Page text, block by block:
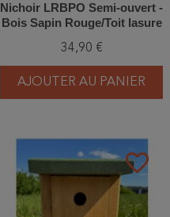
Nichoir LRBPO Semi-ouvert -
Bois Sapin Rouge/Toit lasure
34,90 €
AJOUTER AU PANIER
favorite_border